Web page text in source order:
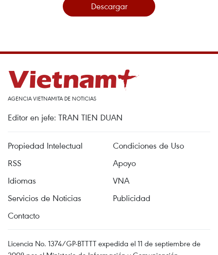
Descargar
AGENCIA VIETNAMITA DE NOTICIAS
Editor en jefe: TRAN TIEN DUAN
Propiedad Intelectual
Condiciones de Uso
RSS
Apoyo
Idiomas
VNA
Servicios de Noticias
Publicidad
Contacto
Licencia No. 1374/GP-BTTTT expedida el 11 de septiembre de